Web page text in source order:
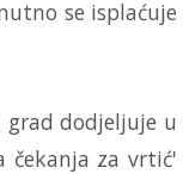
se isplaćuje
grad dodjeljuje u
čekanja za vrtić'